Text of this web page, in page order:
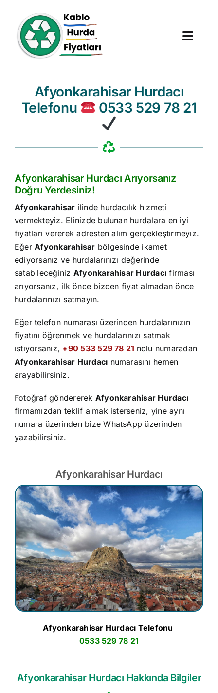
content
Hurda Fiyatları
İletişim
Afyonkarahisar Hurdacı
Telefonu
0533 529 78 21
Afyonkarahisar Hurdacı Arıyorsanız
Doğru Yerdesiniz!
Afyonkarahisar ilinde hurdacılık hizmeti
vermekteyiz. Elinizde bulunan hurdalara en iyi
fiyatları vererek adresten alım gerçekleştirmeyiz.
EğerAfyonkarahisar bölgesinde ikamet
ediyorsanız ve hurdalarınızı değerinde
satabileceğiniz Afyonkarahisar Hurdacı firması
arıyorsanız, ilk önce bizden fiyat almadan önce
hurdalarınızı satmayın.
Eğer telefon numarası üzerinden hurdalarınızın
fiyatını öğrenmek ve hurdalarınızı satmak
istiyorsanız, +90 533 529 78 21 nolu numaradan
Afyonkarahisar Hurdacı numarasını hemen
arayabilirsiniz.
Fotoğraf göndererek Afyonkarahisar Hurdacı
firmamızdan teklif almak isterseniz, yine aynı
numara üzerinden bize WhatsApp üzerinden
yazabilirsiniz.
Afyonkarahisar Hurdacı
Afyonkarahisar Hurdacı Telefonu
0533 529 78 21
Afyonkarahisar Hurdacı Hakkında Bilgiler